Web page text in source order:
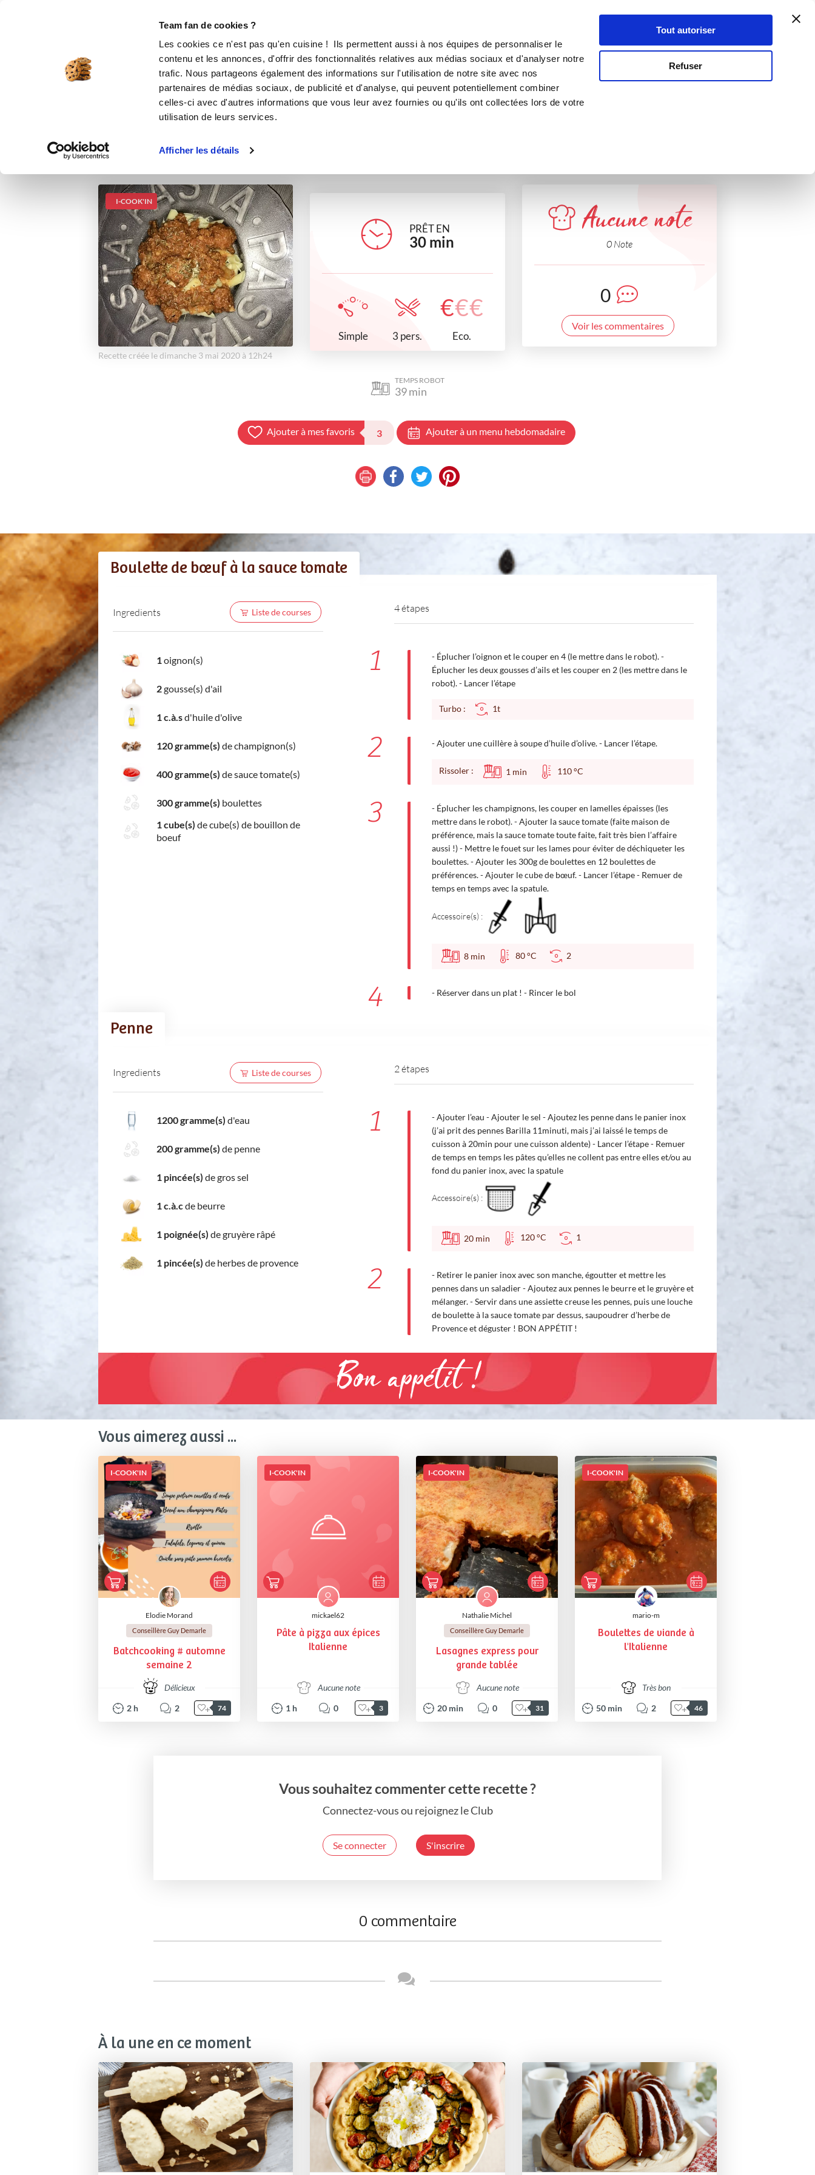
Team fan de cookies ?
Les cookies ce n'est pas qu'en cuisine ! Ils permettent aussi à nos équipes de personnaliser le
contenu et les annonces, d'offrir des fonctionnalités relatives aux médias sociaux et d'analyser notre
trafic. Nous partageons également des informations sur l'utilisation de notre site avec nos
partenaires de médias sociaux, de publicité et d'analyse, qui peuvent potentiellement combiner
celles-ci avec d'autres informations que vous leur avez fournies ou qu'ils ont collectées lors de votre
utilisation de leurs services.
Afficher les détails
Tout autoriser
Refuser
Se connecter
Penne et boulette à la sauce tomate
plats Recettes traditionnelles
I-COOK'IN
Recette créée le dimanche 3 mai 2020 à 12h24
PRÊT EN
30 min
Simple 3 pers.
€€€
Eco.
Aucune note
0 Note
0
Voir les commentaires
TEMPS ROBOT
39min
Ajouter à mes favoris 3 Ajouter à un menu hebdomadaire
Boulette de bœuf à la sauce tomate
Ingredients Liste de courses
1 oignon(s)
2gousse(s) d'ail
1 c.à.sd'huile d'olive
120 gramme(s) de champignon(s)
400 gramme(s) de sauce tomate(s)
300 gramme(s) boulettes
1 cube(s) de cube(s) de bouillon de
boeuf
4 étapes
1
- Éplucher l’oignon et le couper en 4 (le mettre dans le robot). -
Éplucher les deux gousses d’ails et les couper en 2 (les mettre dans le
robot). - Lancer l’étape
Turbo : 1t
2 - Ajouter une cuillère à soupe d’huile d’olive. - Lancer l’étape.
Rissoler : 1 min 110 °C
3
- Éplucher les champignons, les couper en lamelles épaisses (les
mettre dans le robot). - Ajouter la sauce tomate (faite maison de
préférence, mais la sauce tomate toute faite, fait très bien l’affaire
aussi !) - Mettre le fouet sur les lames pour éviter de déchiqueter les
boulettes. - Ajouter les 300g de boulettes en 12 boulettes de
préférences. - Ajouter le cube de bœuf. - Lancer l’étape - Remuer de
temps en temps avec la spatule.
Accessoire(s) :
8 min 80 °C 2
4 - Réserver dans un plat ! - Rincer le bol
Penne
Ingredients Liste de courses
1200 gramme(s) d'eau
200 gramme(s) de penne
1 pincée(s) de gros sel
1 c.à.cde beurre
1 poignée(s) de gruyère râpé
1 pincée(s) de herbes de provence
2 étapes
1
- Ajouter l’eau - Ajouter le sel - Ajoutez les penne dans le panier inox
(j’ai prit des pennes Barilla 11minuti, mais j’ai laissé le temps de
cuisson à 20min pour une cuisson aldente) - Lancer l’étape - Remuer
de temps en temps les pâtes qu’elles ne collent pas entre elles et/ou au
fond du panier inox, avec la spatule
Accessoire(s) :
20 min 120 °C 1
2
- Retirer le panier inox avec son manche, égoutter et mettre les
pennes dans un saladier - Ajoutez aux pennes le beurre et le gruyère et
mélanger. - Servir dans une assiette creuse les pennes, puis une louche
de boulette à la sauce tomate par dessus, saupoudrer d’herbe de
Provence et déguster ! BON APPÉTIT !
Bon appétit !
Vous aimerez aussi ...
I-COOK'IN
Elodie Morand
Conseillère Guy Demarle
Batchcooking # automne
semaine 2
Délicieux
2 h 2 74
I-COOK'IN
mickael62
Pâte à pizza aux épices
Italienne
Aucune note
1 h 0 3
I-COOK'IN
Nathalie Michel
Conseillère Guy Demarle
Lasagnes express pour
grande tablée
Aucune note
20 min 0 31
I-COOK'IN
mario-m
Boulettes de viande à
l'Italienne
Très bon
50 min 2 46
Vous souhaitez commenter cette recette ?
Connectez-vous ou rejoignez le Club
Se connecter S'inscrire
0 commentaire
À la une en ce moment